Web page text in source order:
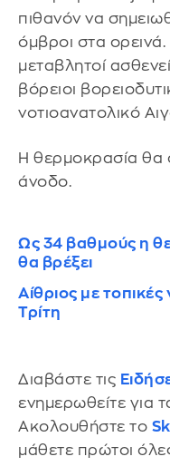
πιθανόν να
όμβροι στα ορεινά.
μεταβλητοί
βόρειοι
νοτιοανατολικό
Η θερμοκρασία θα
άνοδο.
Ως 34 βαθμούς η
θα βρέξει
Αίθριος με
Τρίτη
Διαβάστε τις
ενημερωθείτε για
Ακολουθήστε το
μάθετε πρώτοι όλες